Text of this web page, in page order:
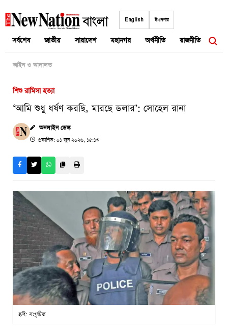
to
English ই-পেপার
সর্বশেষ জাতীয় সারাদেশ মহানগর অর্থনীতি রাজনীতি
আইন ও আদালত
শিশু রামিসা হত্যা
‘আমি শুধু ধর্ষণ করছি, মারছে ডলার’: সোহেল রানা
অনলাইন ডেস্ক
প্রকাশিত: ০১ জুন ২০২৬, ১৫:১৩
ছবি: সংগৃহীত